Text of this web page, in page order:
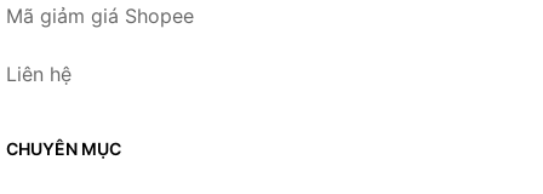
Mã giảm giá Shopee
Liên hệ
CHUYÊN MỤC